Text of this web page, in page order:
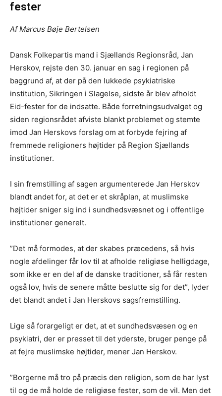
fester
Af Marcus Bøje Bertelsen
Dansk Folkepartis mand i Sjællands Regionsråd, Jan
Herskov, rejste den 30. januar en sag i regionen på
baggrund af, at der på den lukkede psykiatriske
institution, Sikringen i Slagelse, sidste år blev afholdt
Eid-fester for de indsatte. Både forretningsudvalget og
siden regionsrådet afviste blankt problemet og stemte
imod Jan Herskovs forslag om at forbyde fejring af
fremmede religioners højtider på Region Sjællands
institutioner.
I sin fremstilling af sagen argumenterede Jan Herskov
blandt andet for, at det er et skråplan, at muslimske
højtider sniger sig ind i sundhedsvæsnet og i offentlige
institutioner generelt.
”Det må formodes, at der skabes præcedens, så hvis
nogle afdelinger får lov til at afholde religiøse helligdage,
som ikke er en del af de danske traditioner, så får resten
også lov, hvis de senere måtte beslutte sig for det”, lyder
det blandt andet i Jan Herskovs sagsfremstilling.
Lige så forargeligt er det, at et sundhedsvæsen og en
psykiatri, der er presset til det yderste, bruger penge på
at fejre muslimske højtider, mener Jan Herskov.
”Borgerne må tro på præcis den religion, som de har lyst
til og de må holde de religiøse fester, som de vil. Men det